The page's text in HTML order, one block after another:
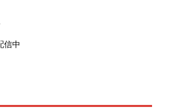
信中